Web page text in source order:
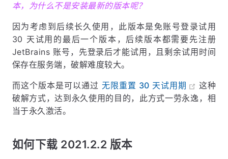
本，为什么不是安装最新的版本呢？
因为考虑到后续长久使用，此版本是免账号登录试用
30 天试用的最后一个版本，后续版本都需要先注册
JetBrains 账号，先登录后才能试用，且剩余试用时间
保存在服务端，破解难度较大。
而这个版本是可以通过 无限重置 30 天试用期
这种
破解方式，达到永久使用的目的，此方式一劳永逸，相
当于永久激活。
如何下载 2021.2.2 版本